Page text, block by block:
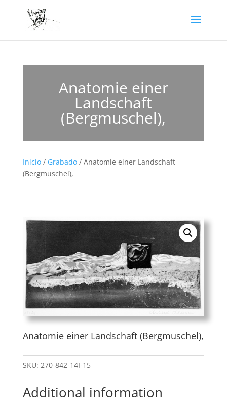
Anatomie einer
Landschaft
(Bergmuschel),
Inicio/ Grabado/ Anatomie einer Landschaft
(Bergmuschel),
Anatomie einer Landschaft (Bergmuschel),
SKU: 270-842-14I-15
Additional information